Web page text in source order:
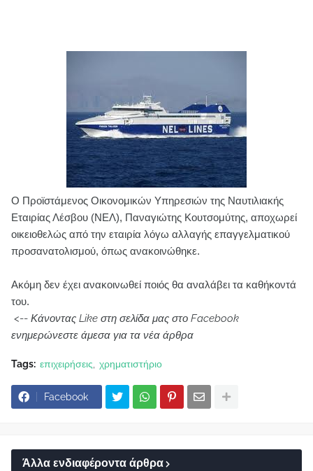
Ο Προϊστάμενος Οικονομικών Υπηρεσιών της Ναυτιλιακής
Εταιρίας Λέσβου (ΝΕΛ), Παναγιώτης Κουτσομύτης, αποχωρεί
οικειοθελώς από την εταιρία λόγω αλλαγής επαγγελματικού
προσανατολισμού, όπως ανακοινώθηκε.
Ακόμη δεν έχει ανακοινωθεί ποιός θα αναλάβει τα καθήκοντά
του.
<-- Κάνοντας Like στη σελίδα μας στο Facebook
ενημερώνεστε άμεσα για τα νέα άρθρα
Tags: επιχειρήσεις χρηματιστήριο
Facebook
Άλλα ενδιαφέροντα άρθρα